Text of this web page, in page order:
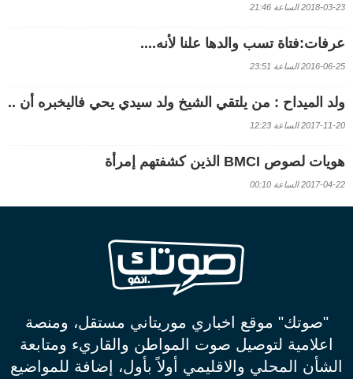
2018-03-23 الساعة 21:46
عرفات:فتاة تسب والدها علنا لأنه....
2016-06-25 الساعة 23:51
ولد الميداح : من يلتقي الشيخ ولد سيدي يحي فاليخبره أن ..
2017-11-20 الساعة 12:23
هويات لصوص BMCI الذين كشفتهم إمرأة
2017-04-22 الساعة 00:10
"صوتك" موقع اخباري موريتاني مستقل، ومنصة
اعلامية لتوصيل صوت المواطن والقاريء ومتابعة
الشأن المحلي والاقليمي أولاً بأول، إضافة للمواضيع